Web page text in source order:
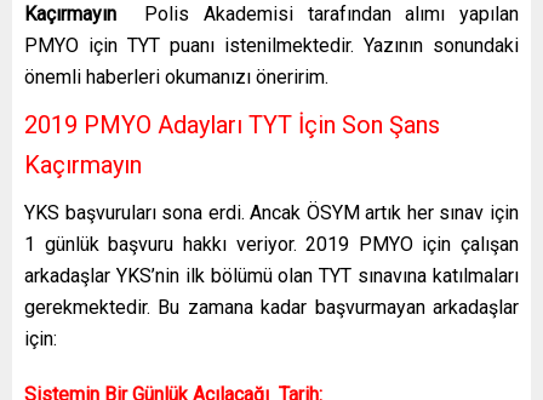
Kaçırmayın Polis Akademisi tarafından alımı yapılan
PMYO için TYT puanı istenilmektedir. Yazının sonundaki
önemli haberleri okumanızı öneririm.
2019 PMYO Adayları TYT İçin Son Şans
Kaçırmayın
YKS başvuruları sona erdi. Ancak ÖSYM artık her sınav için
1 günlük başvuru hakkı veriyor. 2019 PMYO için çalışan
arkadaşlar YKS’nin ilk bölümü olan TYT sınavına katılmaları
gerekmektedir. Bu zamana kadar başvurmayan arkadaşlar
için:
Sistemin Bir Günlük Açılacağı Tarih: